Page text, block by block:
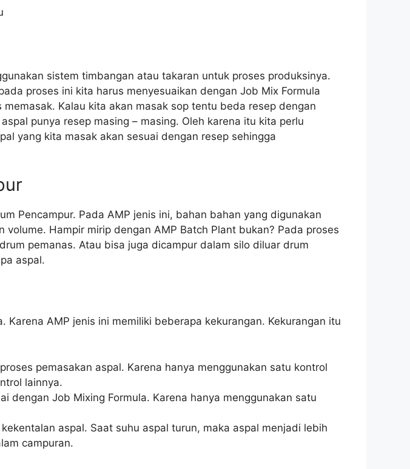
sistem timbangan atau takaran untuk proses produksinya.
proses ini kita harus menyesuaikan dengan Job Mix Formula
Kalau kita akan masak sop tentu beda resep dengan
punya resep masing – masing. Oleh karena itu kita perlu
yang kita masak akan sesuai dengan resep sehingga
Pencampur. Pada AMP jenis ini, bahan bahan yang digunakan
Hampir mirip dengan AMP Batch Plant bukan? Pada proses
pemanas. Atau bisa juga dicampur dalam silo diluar drum
aspal.
AMP jenis ini memiliki beberapa kekurangan. Kekurangan itu
pemasakan aspal. Karena hanya menggunakan satu kontrol
lainnya.
dengan Job Mixing Formula. Karena hanya menggunakan satu
aspal. Saat suhu aspal turun, maka aspal menjadi lebih
campuran.